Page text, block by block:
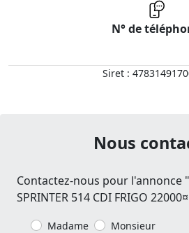
N° de
Siret :
Nous
Contactez-nous pour l'annonce
SPRINTER 514 CDI FRIGO
Madame Monsieur